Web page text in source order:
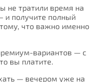
не тратили время на
и получите полный
что важно именно
вариантов — с
вы платите.
— вечером уже на